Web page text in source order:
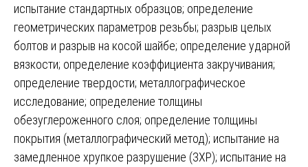
испытание стандартных образцов; определение
геометрических параметров резьбы; разрыв целых
болтов и разрыв на косой шайбе; определение ударной
вязкости; определение коэффициента закручивания;
определение твердости; металлографическое
исследование; определение толщины
обезуглероженного слоя; определение толщины
покрытия (металлографический метод); испытание на
замедленное хрупкое разрушение (ЗХР); испытание на